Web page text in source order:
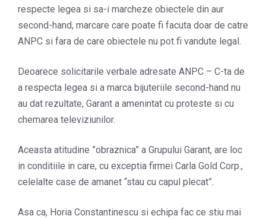
respecte legea si sa-i marcheze obiectele din aur
second-hand, marcare care poate fi facuta doar de catre
ANPC si fara de care obiectele nu pot fi vandute legal.
Deoarece solicitarile verbale adresate ANPC – C-ta de
a respecta legea si a marca bijuteriile second-hand nu
au dat rezultate, Garant a amenintat cu proteste si cu
chemarea televiziunilor.
Aceasta atitudine ”obraznica” a Grupului Garant, are loc
in conditiile in care, cu exceptia firmei Carla Gold Corp.,
celelalte case de amanet “stau cu capul plecat”.
Asa ca, Horia Constantinescu si echipa fac ce stiu mai